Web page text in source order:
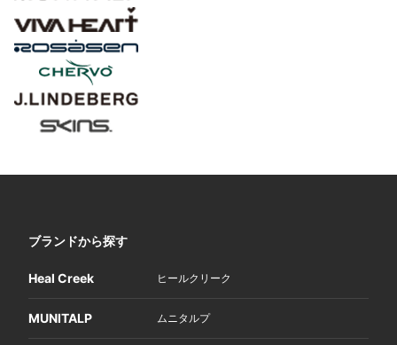
ブランドから探す
Heal Creek ヒールクリーク
MUNITALP ムニタルプ